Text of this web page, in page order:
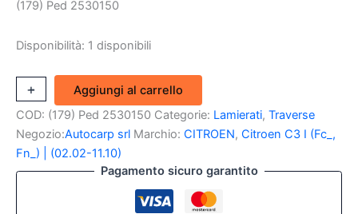
(179) Ped 2530150
Disponibilità: 1 disponibili
-
Traversa
anteriore
Citroën
C3
I
quantità
+
Aggiungi al carrello
COD: (179) Ped 2530150 Categorie: Lamierati, Traverse
Negozio:Autocarp srl Marchio: CITROEN, Citroen C3 I (Fc_,
Fn_) | (02.02-11.10)
Pagamento sicuro garantito